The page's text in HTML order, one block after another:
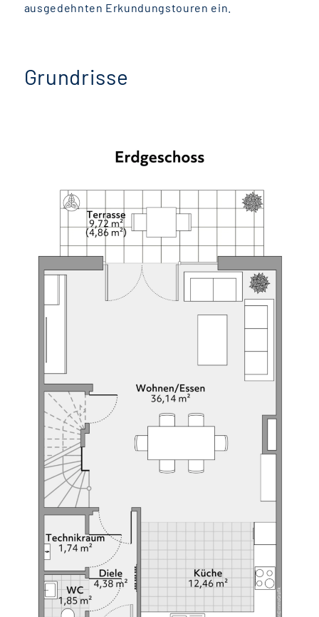
ausgedehnten Erkundungstouren ein.
Grundrisse